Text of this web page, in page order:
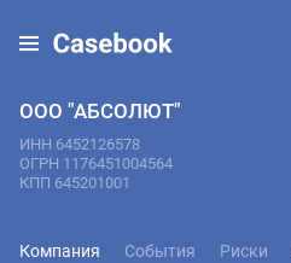
ООО "АБСОЛЮТ"
ИНН 6452126578
ОГРН 1176451004564
КПП 645201001
Компания События Риски